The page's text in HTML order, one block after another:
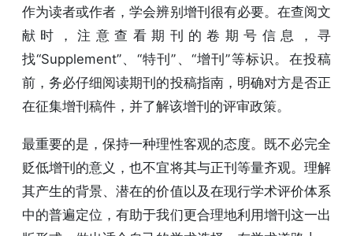
作为读者或作者，学会辨别增刊很有必要。在查阅文
献时，注意查看期刊的卷期号信息，寻
找“Supplement”、“特刊”、“增刊”等标识。在投稿
前，务必仔细阅读期刊的投稿指南，明确对方是否正
在征集增刊稿件，并了解该增刊的评审政策。
最重要的是，保持一种理性客观的态度。既不必完全
贬低增刊的意义，也不宜将其与正刊等量齐观。理解
其产生的背景、潜在的价值以及在现行学术评价体系
中的普遍定位，有助于我们更合理地利用增刊这一出